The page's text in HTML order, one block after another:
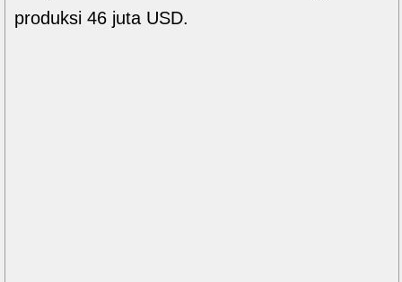
produksi 46 juta USD.